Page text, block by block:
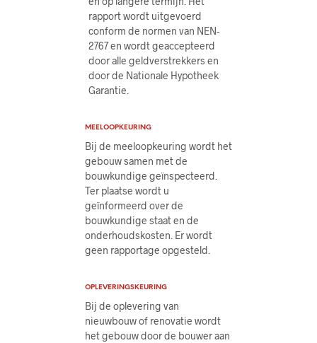
rapport wordt uitgevoerd
conform de normen van NEN-
2767 en wordt geaccepteerd
door alle geldverstrekkers en
door de Nationale Hypotheek
Garantie.
MEELOOPKEURING
Bij de meeloopkeuring wordt het
gebouw samen met de
bouwkundige geïnspecteerd.
Ter plaatse wordt u
geïnformeerd over de
bouwkundige staat en de
onderhoudskosten. Er wordt
geen rapportage opgesteld.
OPLEVERINGSKEURING
Bij de oplevering van
nieuwbouw of renovatie wordt
het gebouw door de bouwer aan